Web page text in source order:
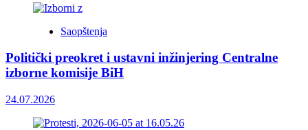
Saopštenja
Politički preokret i ustavni inžinjering Centralne
izborne komisije BiH
24.07.2026